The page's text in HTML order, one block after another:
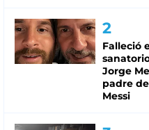
Falleció
Jorge
padre
Messi